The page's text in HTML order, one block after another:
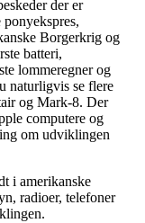
der er
Borgerkrig og
batteri,
lommeregner og
naturligvis se flere
og Mark-8. Der
computere og
om udviklingen
i amerikanske
radioer, telefoner